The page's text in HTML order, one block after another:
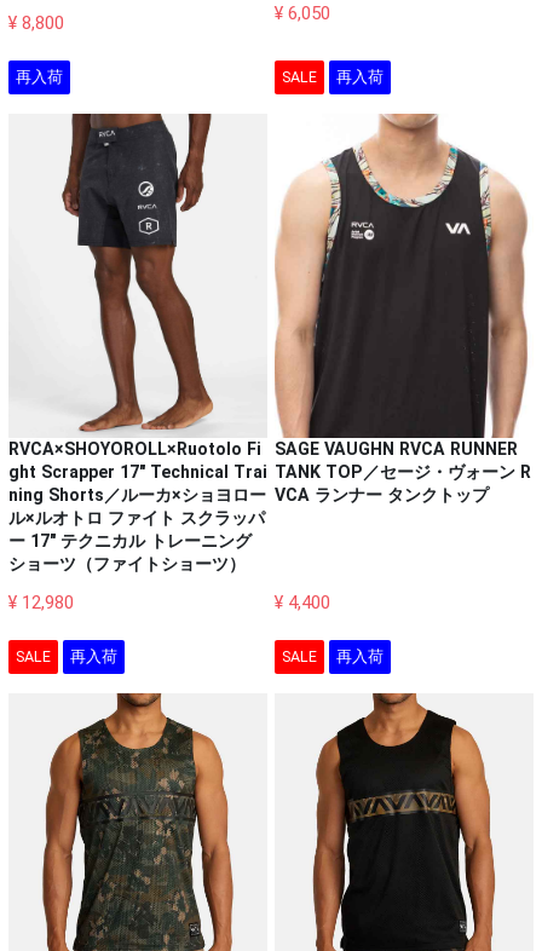
¥ 8,800 ¥ 6,050
再入荷
RVCA×SHOYOROLL×Ruotolo Fi
ght Scrapper 17" Technical Trai
ning Shorts／ルーカ×ショヨロー
ル×ルオトロ ファイト スクラッパ
ー 17" テクニカル トレーニング
ショーツ（ファイトショーツ）
¥ 12,980
SALE 再入荷
SAGE VAUGHN RVCA RUNNER
TANK TOP／セージ・ヴォーン R
VCA ランナー タンクトップ
¥ 4,400
SALE 再入荷 SALE 再入荷